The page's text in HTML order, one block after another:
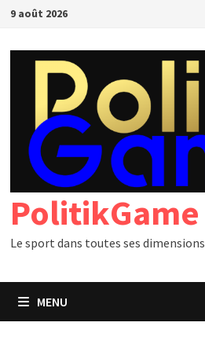
Passer
contenu
9 août 2026
PolitikGame
Le sport dans toutes ses dimensions
MENU